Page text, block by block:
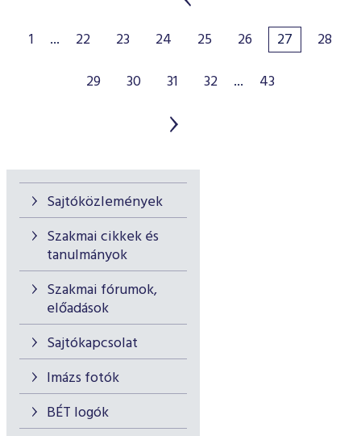
Sajtóközlemények
Szakmai cikkek és
tanulmányok
Szakmai fórumok,
előadások
Sajtókapcsolat
Imázs fotók
BÉT logók
1 ... 22 23 24 25 26 27
28
29
30 31 32 ... 43